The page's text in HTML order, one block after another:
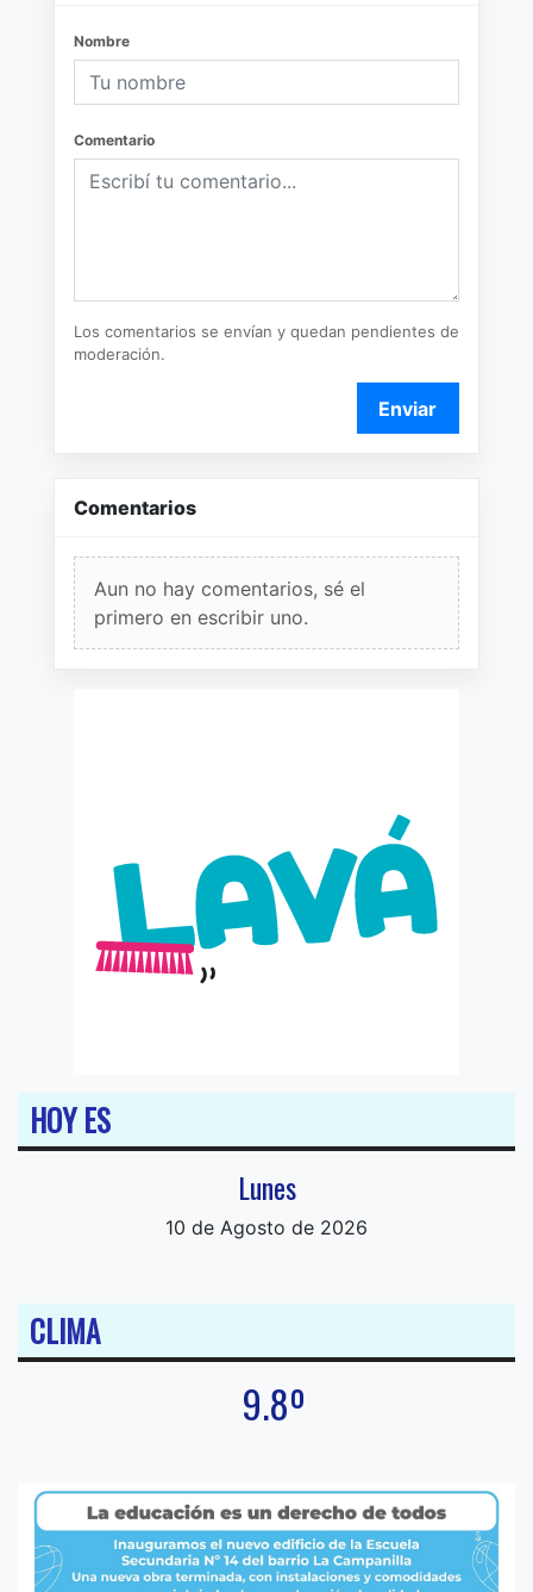
Nombre
Comentario
Los comentarios se envían y quedan pendientes de
moderación.
Enviar
Comentarios
Aun no hay comentarios, sé el
primero en escribir uno.
HOY ES
Lunes
10 de Agosto de 2026
CLIMA
9.8º